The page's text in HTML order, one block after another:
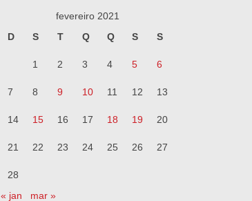
fevereiro 2021
D
S T Q Q S S
1 2 3 4 5 6
7 8 9 10 11 12 13
14 15 16 17 18 19 20
21 22 23 24 25 26 27
28
« jan
mar »